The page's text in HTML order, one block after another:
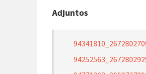
Adjuntos